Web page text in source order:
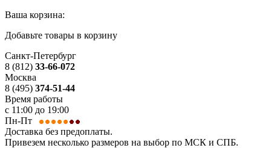
Ваша корзина:
Добавьте товары в корзину
Санкт-Петербург
8 (812) 33-66-072
Москва
8 (495) 374-51-44
Время работы
с 11:00 до 19:00
Пн-Пт
Доставка без предоплаты.
Привезем несколько размеров на выбор по МСК и СПБ.